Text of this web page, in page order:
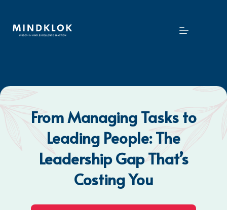
From Managing Tasks to
Leading People: The
Leadership Gap That’s
Costing You